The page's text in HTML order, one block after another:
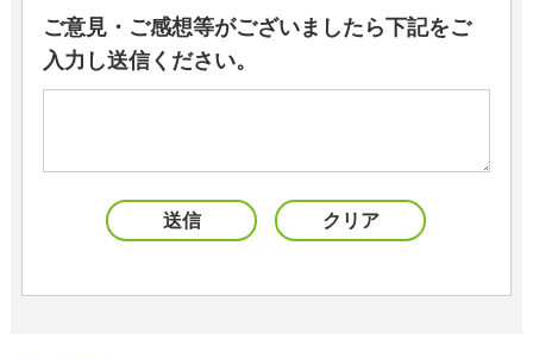
ご意見・ご感想等がございましたら下記をご
入力し送信ください。